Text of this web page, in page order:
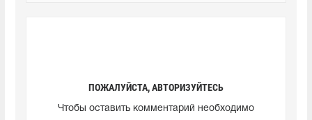
ПОЖАЛУЙСТА, АВТОРИЗУЙТЕСЬ
Чтобы оставить комментарий необходимо